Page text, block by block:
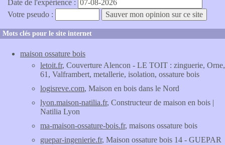
Date de l'expérience :
Votre pseudo :
Mots clés pour le site internet
maison ossature bois
letoit.fr, Couverture Alencon - LE TOIT : zinguerie, Orne,
61, Valframbert, metallerie, isolation, ossature bois
logisreve.com, Maison en bois dans le Nord
lyon.maison-natilia.fr, Constructeur de maison en bois |
Natilia Lyon
ma-maison-ossature-bois.fr, maisons ossature bois
guepar-ingenierie.fr, Maison ossature bois 14 - GUEPAR